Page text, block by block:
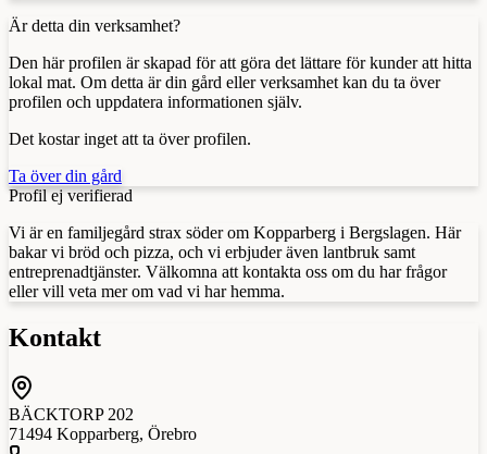
Är detta din verksamhet?
Den här profilen är skapad för att göra det lättare för kunder att hitta
lokal mat. Om detta är din gård eller verksamhet kan du ta över
profilen och uppdatera informationen själv.
Det kostar inget att ta över profilen.
Ta över din gård
Profil ej verifierad
Vi är en familjegård strax söder om Kopparberg i Bergslagen. Här
bakar vi bröd och pizza, och vi erbjuder även lantbruk samt
entreprenadtjänster. Välkomna att kontakta oss om du har frågor
eller vill veta mer om vad vi har hemma.
Kontakt
BÄCKTORP 202
71494 Kopparberg, Örebro